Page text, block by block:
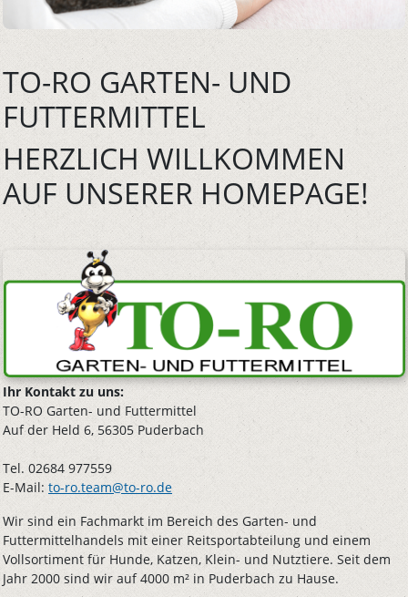
TO-RO GARTEN- UND
FUTTERMITTEL
HERZLICH WILLKOMMEN
AUF UNSERER HOMEPAGE!
Ihr Kontakt zu uns:
TO-RO Garten- und Futtermittel
Auf der Held 6, 56305 Puderbach
Tel. 02684 977559
E-Mail: to-ro.team@to-ro.de
Wir sind ein Fachmarkt im Bereich des Garten- und
Futtermittelhandels mit einer Reitsportabteilung und einem
Vollsortiment für Hunde, Katzen, Klein- und Nutztiere. Seit dem
Jahr 2000 sind wir auf 4000 m² in Puderbach zu Hause.